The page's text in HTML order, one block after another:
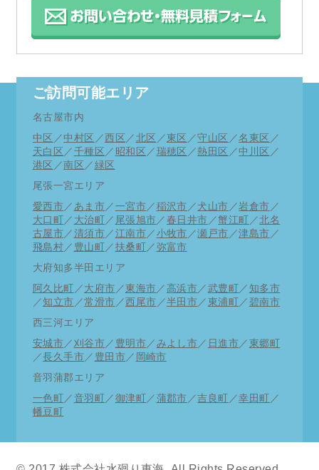
ご訪問可能エリア
名古屋市内
中区 ／中村区 ／ 西区 ／ 北区 ／東区 ／守山区 ／名東区 ／
天白区 ／ 千種区 ／ 昭和区 ／ 瑞穂区 ／ 熱田区 ／中川区 ／
港区 ／南区 ／ 緑区
尾張一宮エリア
愛西市 ／ あま市 ／ 一宮市 ／ 稲沢市 ／ 犬山市 ／岩倉市 ／
大口町
／ 大治町 ／ 尾張旭市 ／ 春日井市 ／蟹江町 ／北名
古屋市 ／ 清須市 ／ 江南市 ／ 小牧市 ／瀬戸市 ／津島市 ／
飛島村 ／ 豊山町 ／ 扶桑町 ／ 弥富市
大府知多半田エリア
阿久比町 ／ 大府市 ／東海市 ／ 高浜市 ／ 武豊町 ／ 知多市
／知立市 ／常滑市 ／ 西尾市 ／半田市 ／ 東浦町 ／ 碧南市
西三河エリア
安城市 ／ 刈谷市 ／ 豊明市 ／ みよし市 ／ 日進市 ／ 東郷町
／長久手市 ／ 豊田市 ／ 岡崎市
音羽蒲郡エリア
一色町 ／ 音羽町 ／ 御津町 ／ 蒲郡市 ／吉良町 ／幸田町
／
幡豆町